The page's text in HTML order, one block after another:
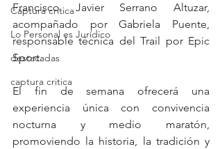
Captura critica
Lo Personal es Jurídico
destacadas
captura critica
Francisco Javier Serrano Altuzar,
acompañado por Gabriela Puente,
responsable técnica del Trail por Epic
Sport.
El fin de semana ofrecerá una
experiencia única con convivencia
nocturna y medio maratón,
promoviendo la historia, la tradición y